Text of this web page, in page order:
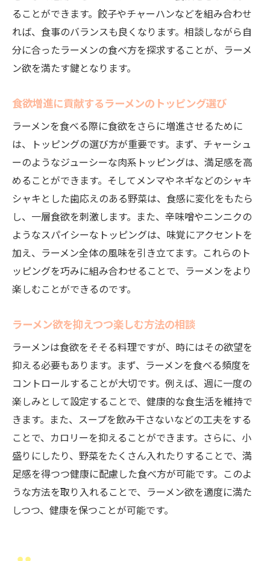
味わい深いラーメンを作る秘訣と相談
ラーメンの香りを楽しむための相談ポイン
ト
ラーメンの味わいを高める食材の選び方
を大満足
口コミを活用した美味しいラーメン探しの
相談
ラーメンのおいしさを評価する基準の相談
地域ごとの名店ラーメンの探し方
ラーメン選びで重視するべきポイントの相
談
訪問する価値のあるラーメン店の見極め方
食欲を満たすラーメンの探し方と相談
ラーメン欲に効く！食欲旺盛な時の相談テクニ
食欲を抑えるためのラーメン食べ方テクニ
ック
ストレスを和らげるラーメン食事法と相談
食欲旺盛なときにおすすめのラーメン調整
ラーメン欲をコントロールするための相談
食欲を満たしつつ健康を守るラーメン食事
法
ラーメン欲を満たしながら節制する方法
ることができます。餃子やチャーハンなどを組み合わせ
れば、食事のバランスも良くなります。相談しながら自
分に合ったラーメンの食べ方を探求することが、ラーメ
ン欲を満たす鍵となります。
食欲増進に貢献するラーメンのトッピング選び
ラーメンを食べる際に食欲をさらに増進させるために
は、トッピングの選び方が重要です。まず、チャーシュ
ーのようなジューシーな肉系トッピングは、満足感を高
めることができます。そしてメンマやネギなどのシャキ
シャキとした歯応えのある野菜は、食感に変化をもたら
し、一層食欲を刺激します。また、辛味噌やニンニクの
ようなスパイシーなトッピングは、味覚にアクセントを
加え、ラーメン全体の風味を引き立てます。これらのト
ッピングを巧みに組み合わせることで、ラーメンをより
楽しむことができるのです。
ラーメン欲を抑えつつ楽しむ方法の相談
ラーメンは食欲をそそる料理ですが、時にはその欲望を
抑える必要もあります。まず、ラーメンを食べる頻度を
コントロールすることが大切です。例えば、週に一度の
楽しみとして設定することで、健康的な食生活を維持で
きます。また、スープを飲み干さないなどの工夫をする
ことで、カロリーを抑えることができます。さらに、小
盛りにしたり、野菜をたくさん入れたりすることで、満
足感を得つつ健康に配慮した食べ方が可能です。このよ
うな方法を取り入れることで、ラーメン欲を適度に満た
しつつ、健康を保つことが可能です。